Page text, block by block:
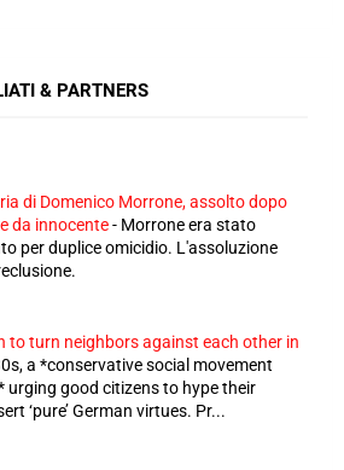
& PARTNERS
di Domenico Morrone, assolto dopo
da innocente- Morrone era stato
per duplice omicidio. L'assoluzione
to turn neighbors against each other in
a *conservative social movement
urging good citizens to hype their
‘pure’ German virtues. Pr...